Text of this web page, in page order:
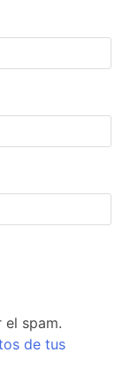
el spam.
de tus